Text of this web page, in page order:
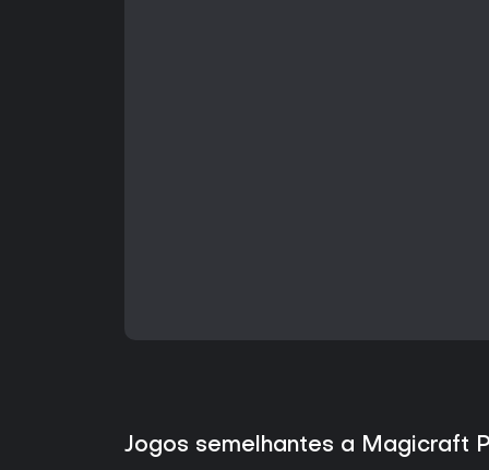
Jogos semelhantes a Magicraft